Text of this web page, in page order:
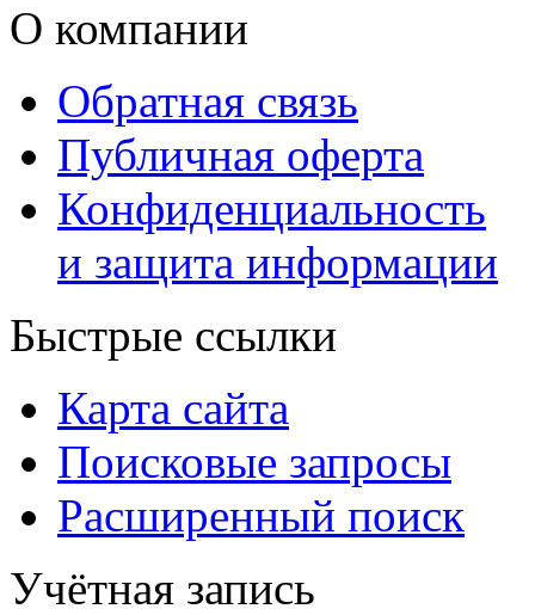
О компании
Обратная связь
Публичная оферта
Конфиденциальность
и защита информации
Быстрые ссылки
Карта сайта
Поисковые запросы
Расширенный поиск
Учётная запись